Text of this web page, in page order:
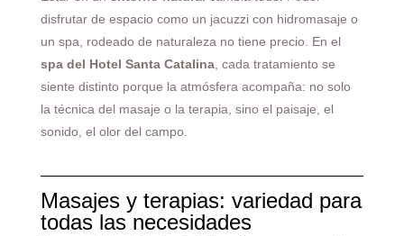
disfrutar de espacio como un jacuzzi con hidromasaje o
un spa, rodeado de naturaleza no tiene precio. En el
spa del Hotel Santa Catalina, cada tratamiento se
siente distinto porque la atmósfera acompaña: no solo
la técnica del masaje o la terapia, sino el paisaje, el
sonido, el olor del campo.
Masajes y terapias: variedad para
todas las necesidades